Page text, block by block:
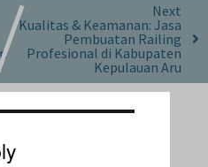
Next
Kualitas & Keamanan: Jasa
Pembuatan Railing
Profesional di Kabupaten
Kepulauan Aru